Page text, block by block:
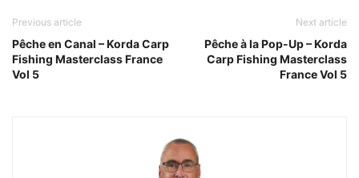
Previous article
Pêche en Canal – Korda Carp
Fishing Masterclass France
Vol 5
Next article
Pêche à la Pop-Up – Korda
Carp Fishing Masterclass
France Vol 5